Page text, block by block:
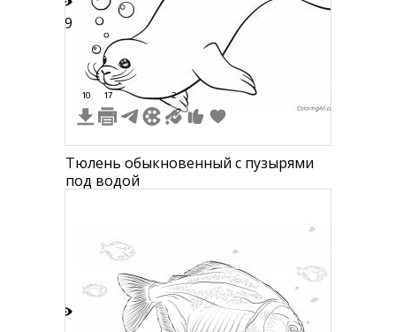
29
10 17 2
Тюлень обыкновенный с пузырями
под водой